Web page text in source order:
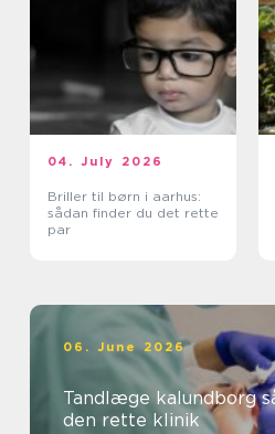
04. July 2026
Briller til børn i aarhus:
sådan finder du det rette
par
06. June 2026
Tandlæge kalundborg sådan vælger du
den rette klinik